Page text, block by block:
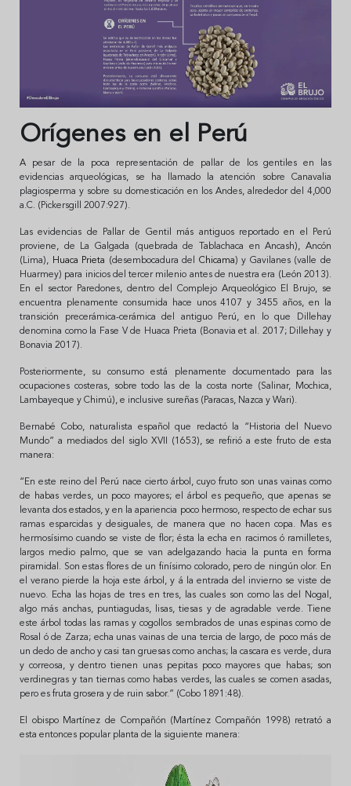
Orígenes en el Perú
A pesar de la poca representación de pallar de los gentiles en las
evidencias arqueológicas, se ha llamado la atención sobre Canavalia
plagiosperma y sobre su domesticación en los Andes, alrededor del 4,000
a.C. (Pickersgill 2007:927).
Las evidencias de Pallar de Gentil más antiguos reportado en el Perú
proviene, de La Galgada (quebrada de Tablachaca en Ancash), Ancón
(Lima), Huaca Prieta (desembocadura del Chicama) y Gavilanes (valle de
Huarmey) para inicios del tercer milenio antes de nuestra era (León 2013).
En el sector Paredones, dentro del Complejo Arqueológico El Brujo, se
encuentra plenamente consumida hace unos 4107 y 3455 años, en la
transición precerámica-cerámica del antiguo Perú, en lo que Dillehay
denomina como la Fase V de Huaca Prieta (Bonavia et al. 2017; Dillehay y
Bonavia 2017).
Posteriormente, su consumo está plenamente documentado para las
ocupaciones costeras, sobre todo las de la costa norte (Salinar, Mochica,
Lambayeque y Chimú), e inclusive sureñas (Paracas, Nazca y Wari).
Bernabé Cobo, naturalista español que redactó la “Historia del Nuevo
Mundo” a mediados del siglo XVII (1653), se refirió a este fruto de esta
manera:
“En este reino del Perú nace cierto árbol, cuyo fruto son unas vainas como
de habas verdes, un poco mayores; el árbol es pequeño, que apenas se
levanta dos estados, y en la apariencia poco hermoso, respecto de echar sus
ramas esparcidas y desiguales, de manera que no hacen copa. Mas es
hermosísimo cuando se viste de flor; ésta la echa en racimos ó ramilletes,
largos medio palmo, que se van adelgazando hacia la punta en forma
piramidal. Son estas flores de un finísimo colorado, pero de ningún olor. En
el verano pierde la hoja este árbol, y á la entrada del invierno se viste de
nuevo. Echa las hojas de tres en tres, las cuales son como las del Nogal,
algo más anchas, puntiagudas, lisas, tiesas y de agradable verde. Tiene
este árbol todas las ramas y cogollos sembrados de unas espinas como de
Rosal ó de Zarza; echa unas vainas de una tercia de largo, de poco más de
un dedo de ancho y casi tan gruesas como anchas; la cascara es verde, dura
y correosa, y dentro tienen unas pepitas poco mayores que habas; son
verdinegras y tan tiernas como habas verdes, las cuales se comen asadas,
pero es fruta grosera y de ruin sabor.” (Cobo 1891:48).
El obispo Martínez de Compañón (Martínez Compañón 1998) retrató a
esta entonces popular planta de la siguiente manera: